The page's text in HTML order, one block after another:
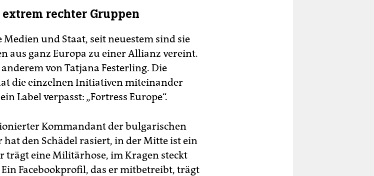
rechter Gruppen
und Staat, seit neuestem sind sie
aus ganz Europa zu einer Allianz vereint.
von Tatjana Festerling. Die
die einzelnen Initiativen miteinander
Label verpasst: „Fortress Europe“.
Kommandant der bulgarischen
hat den Schädel rasiert, in der Mitte ist ein
trägt eine Militärhose, im Kragen steckt
Facebookprofil, das er mitbetreibt, trägt